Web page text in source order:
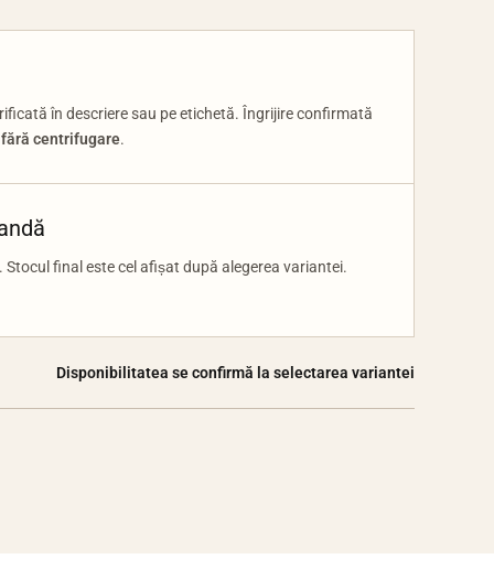
în descriere sau pe etichetă. Îngrijire confirmată
fără centrifugare.
final este cel afișat după alegerea variantei.
Disponibilitatea se confirmă la selectarea variantei